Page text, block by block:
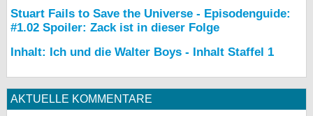
Stuart Fails to Save the Universe - Episodenguide:
#1.02 Spoiler: Zack ist in dieser Folge
Inhalt: Ich und die Walter Boys - Inhalt Staffel 1
AKTUELLE KOMMENTARE